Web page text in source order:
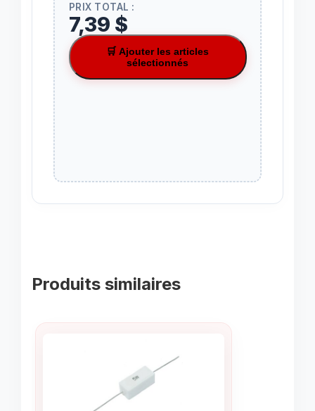
PRIX TOTAL :
7,39 $
🛒 Ajouter les articles
sélectionnés
Produits similaires